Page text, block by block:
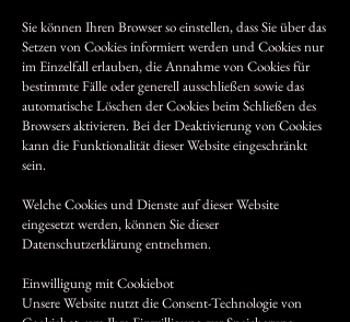
Sie können Ihren Browser so einstellen, dass Sie über das
Setzen von Cookies informiert werden und Cookies nur
im Einzelfall erlauben, die Annahme von Cookies für
bestimmte Fälle oder generell ausschließen sowie das
automatische Löschen der Cookies beim Schließen des
Browsers aktivieren. Bei der Deaktivierung von Cookies
kann die Funktionalität dieser Website eingeschränkt
sein.
Welche Cookies und Dienste auf dieser Website
eingesetzt werden, können Sie dieser
Datenschutzerklärung entnehmen.
Einwilligung mit Cookiebot
Unsere Website nutzt die Consent-Technologie von